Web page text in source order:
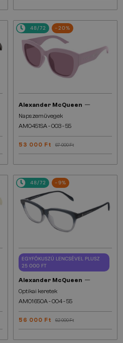
48/72 -20%
Alexander McQueen —
Napszemüvegek
AM0451SA - 003 - 55
53 000 Ft 67 000 Ft
48/72 -9%
EGYFÓKUSZÚ LENCSÉVEL PLUSZ
25 000 FT
Alexander McQueen —
Optikai keretek
AM0165OA - 004 - 55
56 000 Ft 62 000 Ft